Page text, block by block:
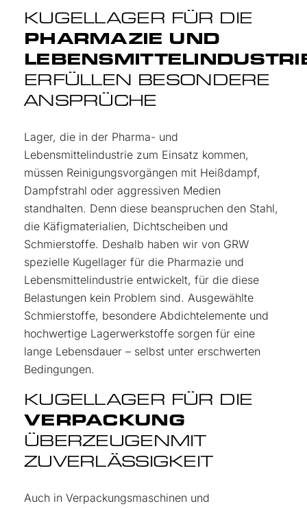
KUGELLAGER FÜR DIE
PHARMAZIE UND
ERFÜLLEN BESONDERE
ANSPRÜCHE
Lager, die in der Pharma- und
Lebensmittelindustrie zum Einsatz kommen,
müssen Reinigungsvorgängen mit Heißdampf,
Dampfstrahl oder aggressiven Medien
standhalten. Denn diese beanspruchen den Stahl,
die Käfigmaterialien, Dichtscheiben und
Schmierstoffe. Deshalb haben wir von GRW
spezielle Kugellager für die Pharmazie und
Lebensmittelindustrie entwickelt, für die diese
Belastungen kein Problem sind. Ausgewählte
Schmierstoffe, besondere Abdichtelemente und
hochwertige Lagerwerkstoffe sorgen für eine
lange Lebensdauer – selbst unter erschwerten
Bedingungen.
KUGELLAGER FÜR DIE
VERPACKUNG
ÜBERZEUGENMIT
ZUVERLÄSSIGKEIT
Auch in Verpackungsmaschinen und